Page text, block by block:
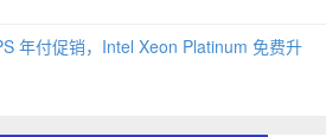
年付促销，Intel Xeon Platinum 免费升